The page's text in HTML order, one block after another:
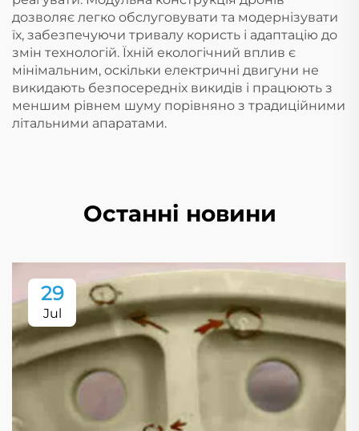
дозволяє легко обслуговувати та модернізувати
їх, забезпечуючи тривалу користь і адаптацію до
змін технологій. Їхній екологічний вплив є
мінімальним, оскільки електричні двигуни не
викидають безпосередніх викидів і працюють з
меншим рівнем шуму порівняно з традиційними
літальними апаратами.
Останні новини
29
Jul